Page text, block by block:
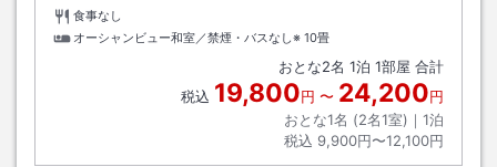
食事なし
オーシャンビュー和室／禁煙・バスなし※ 10畳
おとな2名 1泊 1部屋 合計
税込 19,800円 〜 24,200円
おとな1名 (2名1室)｜ 1泊
税込 9,900円〜12,100円